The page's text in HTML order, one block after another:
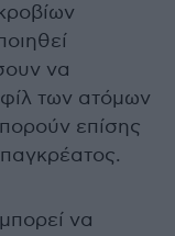
να
των ατόμων
επίσης
να